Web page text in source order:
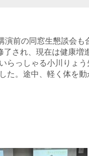
演前の同窓生懇談会も
され、現在は健康増
らっしゃる小川りょう
。途中、軽く体を動